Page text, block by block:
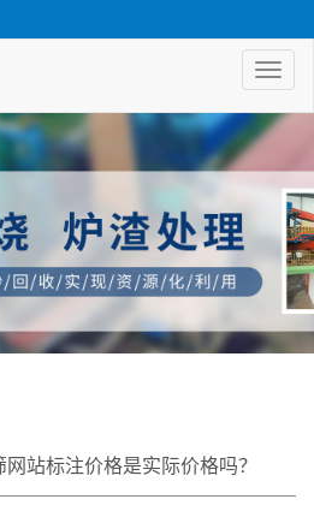
网站标注价格是实际价格吗？